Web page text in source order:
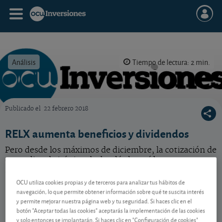
Análisis Tiempo de lectura: 2 min.
Publicado el 22 febrero 2018
RELX aumenta beneficios y dividendos
Pero desde los máximos de diciembre, la cotización de
este editor británico-holandés ha caído en torno a un
Contenido reservado a SOCIOS
OCU utiliza cookies propias y de terceros para analizar tus hábitos de
navegación, lo que permite obtener información sobre qué te suscita interés
y permite mejorar nuestra página web y tu seguridad. Si haces clic en el
botón "Aceptar todas las cookies" aceptarás la implementación de las cookies
y solo entonces se implantarán. Si haces clic en "Configuración de cookies"